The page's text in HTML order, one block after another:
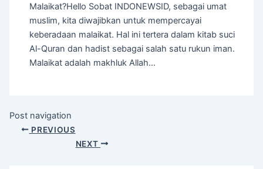
Malaikat?Hello Sobat INDONEWSID, sebagai umat
muslim, kita diwajibkan untuk mempercayai
keberadaan malaikat. Hal ini tertera dalam kitab suci
Al-Quran dan hadist sebagai salah satu rukun iman.
Malaikat adalah makhluk Allah…
Post navigation
PREVIOUS
NEXT